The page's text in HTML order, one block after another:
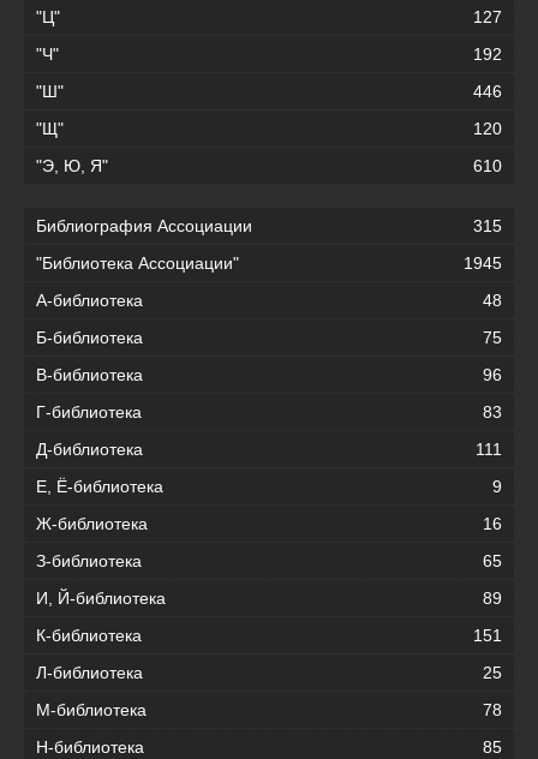
"Ц"
127
"Ч"
192
"Ш"
446
"Щ"
120
"Э, Ю, Я"
610
Библиография Ассоциации
315
"Библиотека Ассоциации"
1945
А-библиотека
48
Б-библиотека
75
В-библиотека
96
Г-библиотека
83
Д-библиотека
111
Е, Ё-библиотека
9
Ж-библиотека
16
З-библиотека
65
И, Й-библиотека
89
К-библиотека
151
Л-библиотека
25
М-библиотека
78
Н-библиотека
85